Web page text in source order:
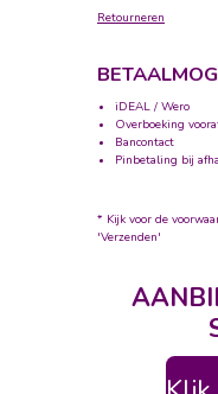
Retourneren
iDEAL / Wero
Overboeking
Bancontact
Pinbetaling bij
* Kijk voor de
'Verzenden'